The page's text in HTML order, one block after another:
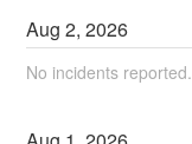
Aug2,2026
No incidents reported.